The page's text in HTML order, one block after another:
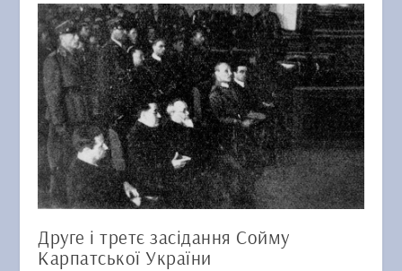
Друге і третє засідання Сойму
Карпатської України